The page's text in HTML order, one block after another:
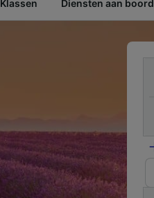
Klassen Diensten aan boord